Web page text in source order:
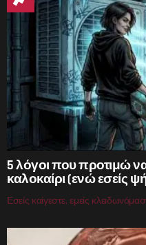
5 λόγοι που προτιμώ
καλοκαίρι (ενώ εσείς
Εσείς καίγεστε, εμείς